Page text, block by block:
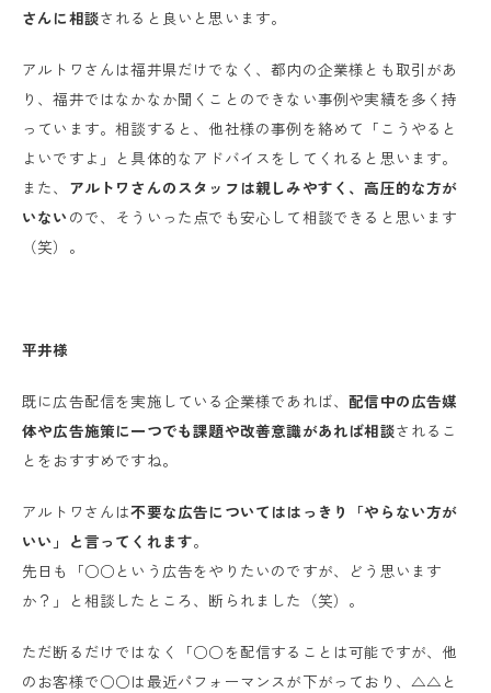
さんに相談されると良いと思います。
アルトワさんは福井県だけでなく、都内の企業様とも取引があ
り、福井ではなかなか聞くことのできない事例や実績を多く持
っています。相談すると、他社様の事例を絡めて「こうやると
よいですよ」と具体的なアドバイスをしてくれると思います。
また、 アルトワさんのスタッフは親しみやすく、高圧的な方が
いない ので、そういった点でも安心して相談できると思います
（笑）。
平井様
既に広告配信を実施している企業様であれば、配信中の広告媒
体や広告施策に一つでも課題や改善意識があれば相談されるこ
とをおすすめですね。
アルトワさんは不要な広告についてははっきり「やらない方が
いい」と言ってくれます。
先日も「○○という広告をやりたいのですが、どう思います
か？」と相談したところ、断られました（笑）。
ただ断るだけではなく「○○を配信することは可能ですが、他
のお客様で○○は最近パフォーマンスが下がっており、△△と